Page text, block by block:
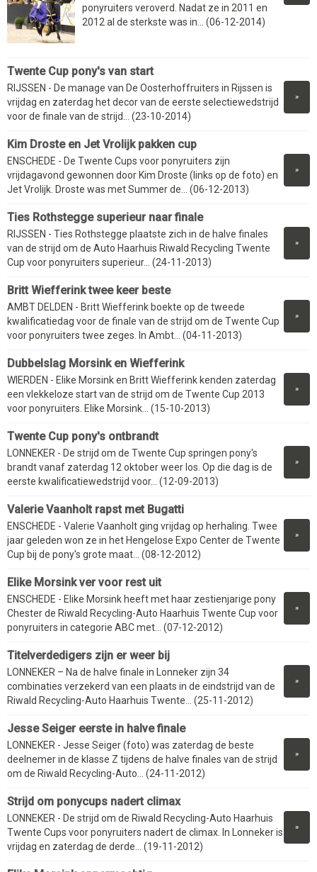
ponyruiters veroverd. Nadat ze in 2011 en
2012 al de sterkste was in... (06-12-2014)
Twente Cup pony's van start
»
RIJSSEN - De manage van De Oosterhoffruiters in Rijssen is
vrijdag en zaterdag het decor van de eerste selectiewedstrijd
voor de finale van de strijd... (23-10-2014)
Kim Droste en Jet Vrolijk pakken cup
»
ENSCHEDE - De Twente Cups voor ponyruiters zijn
vrijdagavond gewonnen door Kim Droste (links op de foto) en
Jet Vrolijk. Droste was met Summer de... (06-12-2013)
Ties Rothstegge superieur naar finale
»
RIJSSEN - Ties Rothstegge plaatste zich in de halve finales
van de strijd om de Auto Haarhuis Riwald Recycling Twente
Cup voor ponyruiters superieur... (24-11-2013)
Britt Wiefferink twee keer beste
»
AMBT DELDEN - Britt Wiefferink boekte op de tweede
kwalificatiedag voor de finale van de strijd om de Twente Cup
voor ponyruiters twee zeges. In Ambt... (04-11-2013)
Dubbelslag Morsink en Wiefferink
»
WIERDEN - Elike Morsink en Britt Wiefferink kenden zaterdag
een vlekkeloze start van de strijd om de Twente Cup 2013
voor ponyruiters. Elike Morsink... (15-10-2013)
Twente Cup pony's ontbrandt
»
LONNEKER - De strijd om de Twente Cup springen pony's
brandt vanaf zaterdag 12 oktober weer los. Op die dag is de
eerste kwalificatiewedstrijd voor... (12-09-2013)
Valerie Vaanholt rapst met Bugatti
»
ENSCHEDE - Valerie Vaanholt ging vrijdag op herhaling. Twee
jaar geleden won ze in het Hengelose Expo Center de Twente
Cup bij de pony's grote maat... (08-12-2012)
Elike Morsink ver voor rest uit
»
ENSCHEDE - Elike Morsink heeft met haar zestienjarige pony
Chester de Riwald Recycling-Auto Haarhuis Twente Cup voor
ponyruiters in categorie ABC met... (07-12-2012)
Titelverdedigers zijn er weer bij
»
LONNEKER – Na de halve finale in Lonneker zijn 34
combinaties verzekerd van een plaats in de eindstrijd van de
Riwald Recycling-Auto Haarhuis Twente... (25-11-2012)
Jesse Seiger eerste in halve finale
»
LONNEKER - Jesse Seiger (foto) was zaterdag de beste
deelnemer in de klasse Z tijdens de halve finales van de strijd
om de Riwald Recycling-Auto... (24-11-2012)
Strijd om ponycups nadert climax
»
LONNEKER - De strijd om de Riwald Recycling-Auto Haarhuis
Twente Cups voor ponyruiters nadert de climax. In Lonneker is
vrijdag en zaterdag de derde... (19-11-2012)